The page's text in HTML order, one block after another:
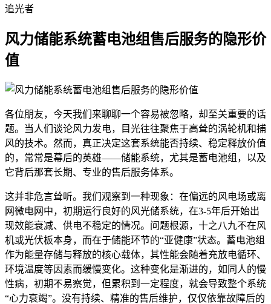
追光者
风力储能系统蓄电池组售后服务的隐形价
值
各位朋友，今天我们来聊聊一个容易被忽略，却至关重要的话
题。当人们谈论风力发电，目光往往聚焦于高耸的涡轮机和捕
风的技术。然而，真正决定这套系统能否持续、稳定释放价值
的，常常是幕后的英雄——储能系统，尤其是蓄电池组，以及
它背后那套长期、专业的售后服务体系。
这并非危言耸听。我们观察到一种现象：在偏远的风电场或离
网微电网中，初期运行良好的风光储系统，在3-5年后开始出
现效能衰减、供电不稳定的情况。问题根源，十之八九不在风
机或光伏板本身，而在于储能环节的“亚健康”状态。蓄电池组
作为能量存储与释放的核心载体，其性能会随着充放电循环、
环境温度等因素而缓慢变化。这种变化是渐进的，如同人的慢
性病，初期不易察觉，但累积到一定程度，就会导致整个系统
“心力衰竭”。没有持续、精准的售后维护，仅仅依靠故障后的